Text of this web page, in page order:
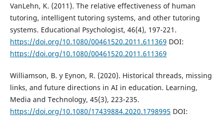
VanLehn, K. (2011). The relative effectiveness of human
tutoring, intelligent tutoring systems, and other tutoring
systems. Educational Psychologist, 46(4), 197-221.
https://doi.org/10.1080/00461520.2011.611369 DOI:
https://doi.org/10.1080/00461520.2011.611369
Williamson, B. y Eynon, R. (2020). Historical threads, missing
links, and future directions in AI in education. Learning,
Media and Technology, 45(3), 223-235.
https://doi.org/10.1080/17439884.2020.1798995 DOI: